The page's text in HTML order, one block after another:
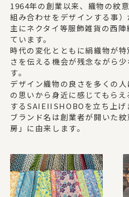
1964年の創業以来、織物の紋
組み合わせをデザインする事
主にネクタイ等服飾雑貨の西
ています。
時代の変化とともに絹織物が
さを伝える機会が残念ながら
す。
デザイン織物の良さを多くの
の思いから身近に感じてもら
するSAIEIISHOBOを立ち上げ
ブランド名は創業者が開いた
房」に由来します。